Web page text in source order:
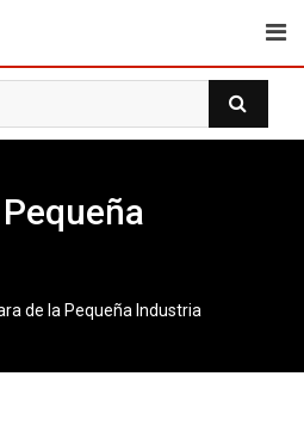
de la Pequeña Industria